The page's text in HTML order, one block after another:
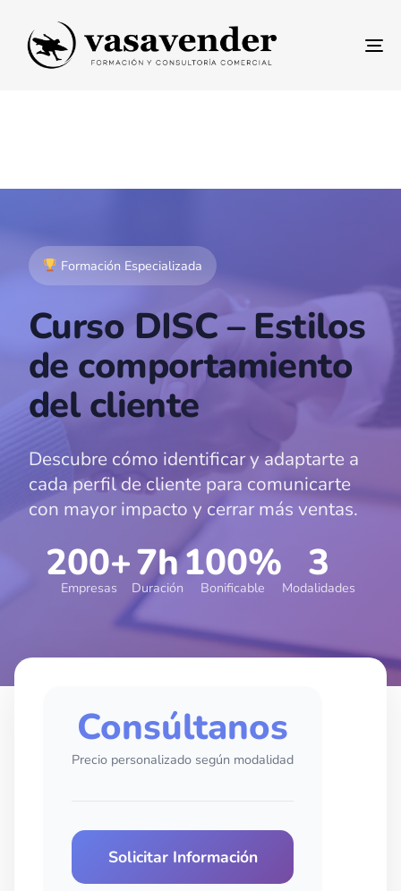
Formación Especializada
Curso DISC – Estilos
de comportamiento
del cliente
Descubre cómo identificar y adaptarte a
cada perfil de cliente para comunicarte
con mayor impacto y cerrar más ventas.
200+
Empresas
7h
Duración
100%
Bonificable
3
Modalidades
Consúltanos
Precio personalizado según modalidad
Solicitar Información